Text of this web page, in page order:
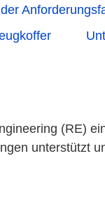
(RE)
unterstützt